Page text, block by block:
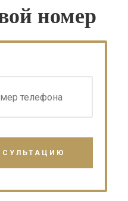
номер